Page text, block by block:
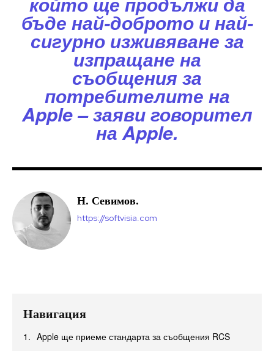
бъде най-доброто и най-
сигурно изживяване за
изпращане на
съобщения за
потребителите на
Apple – заяви говорител
на Apple.
Н. Севимов.
https://softvisia.com
Навигация
Apple ще приеме стандарта за съобщения RCS